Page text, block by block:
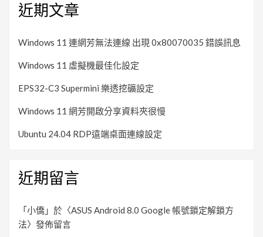
近期文章
Windows 11 連網芳無法連線 出現 0x80070035 錯誤訊息
Windows 11 虛擬機最佳化設定
EPS32-C3 Supermini 樂透挖礦設定
Windows 11 網芳開啟分享資料夾很慢
Ubuntu 24.04 RDP遠端桌面連線設定
近期留言
「 小僑 」於〈ASUS Android 8.0 Google 帳號鎖定解鎖方
法〉發佈留言